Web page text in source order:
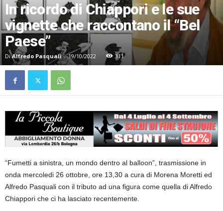
In ricordo di Chiappori e le sue
vignette che raccontano il “Bel
Paese”
Di Alfredo Pasquali- 19/10/2022 311
“Fumetti a sinistra, un mondo dentro al balloon”, trasmissione in
onda mercoledi 26 ottobre, ore 13,30 a cura di Morena Moretti ed
Alfredo Pasquali con il tributo ad una figura come quella di Alfredo
Chiappori che ci ha lasciato recentemente.